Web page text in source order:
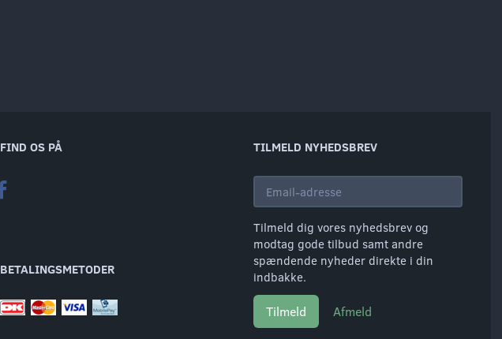
FIND OS PÅ
BETALINGSMETODER
TILMELD NYHEDSBREV
adresse
Tilmeld dig vores nyhedsbrev og
modtag gode tilbud samt andre
spændende nyheder direkte i din
indbakke.
Tilmeld Afmeld